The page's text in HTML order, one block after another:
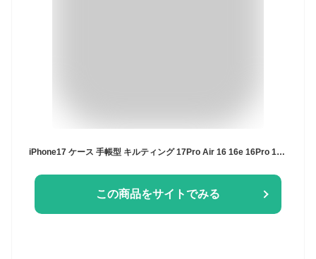
iPhone17 ケース 手帳型 キルティング 17Pro Air 16 16e 16Pro 15 14 13 ケース CECIL McBEE 正規品「キルティング手帳」ミラー カード収納付き 大人可愛い ブランド スマホケース iphoneケース
この商品をサイトでみる